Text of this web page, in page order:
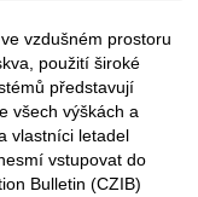
vzdušném prostoru
použití široké
představují
všech výškách a
vlastníci letadel
vstupovat do
Bulletin (CZIB)